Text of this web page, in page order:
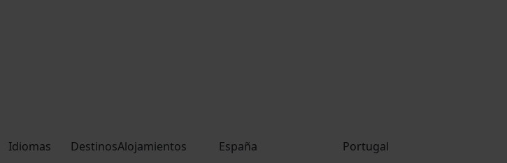
Idiomas
DestinosAlojamientos
España Portugal